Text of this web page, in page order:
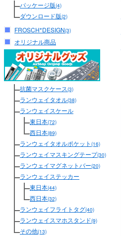
パッケージ版(4)
ダウンロード版(2)
FROSCH*DESIGN(3)
オリジナル商品
抗菌マスクケース(3)
ランウェイタオル(38)
ランウェイスケール
東日本(72)
西日本(89)
ランウェイタオルポケット (16)
ランウェイマスキングテープ(30)
ランウェイマグネットバー(20)
ランウェイステッカー
東日本(44)
西日本(32)
ランウェイフライトタグ(40)
ランウェイスマホスタンド(9)
その他(13)